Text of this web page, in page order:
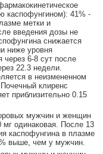
каспофунгином): 41% -
метки и
введения дозы не
снижается
ниже уровня
через 6-8 сут после
22.3 недели.
в неизмененном
клиренс
приблизительно 0.15
мужчин и женщин
мг одинаковая. После 13
каспофунгина в плазме
выше, чем у мужчин.